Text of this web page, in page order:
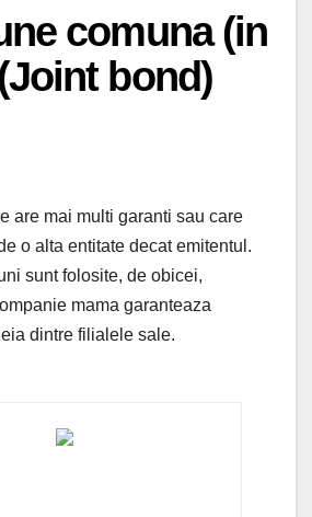
comuna (in
bond)
are mai multi garanti sau care
o alta entitate decat emitentul.
sunt folosite, de obicei,
mama garanteaza
dintre filialele sale.